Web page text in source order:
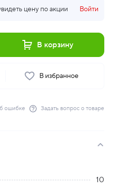
цену по акции Войти
В корзину
В избранное
ошибке Задать вопрос о товаре
10